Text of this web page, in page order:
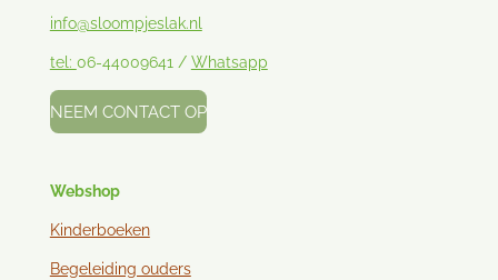
info@sloompjeslak.nl
tel: 06-44009641 / Whatsapp
NEEM CONTACT OP
Webshop
Kinderboeken
Begeleiding ouders